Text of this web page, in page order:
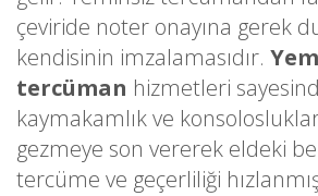
çeviride noter onayına gerek
kendisinin imzalamasıdır.
tercüman hizmetleri
kaymakamlık ve
gezmeye son vererek eldeki
tercüme ve geçerliliği